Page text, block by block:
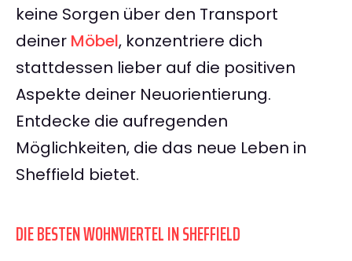
keine Sorgen über den Transport
deiner Möbel, konzentriere dich
stattdessen lieber auf die positiven
Aspekte deiner Neuorientierung.
Entdecke die aufregenden
Möglichkeiten, die das neue Leben in
Sheffield bietet.
DIE BESTEN WOHNVIERTEL IN SHEFFIELD